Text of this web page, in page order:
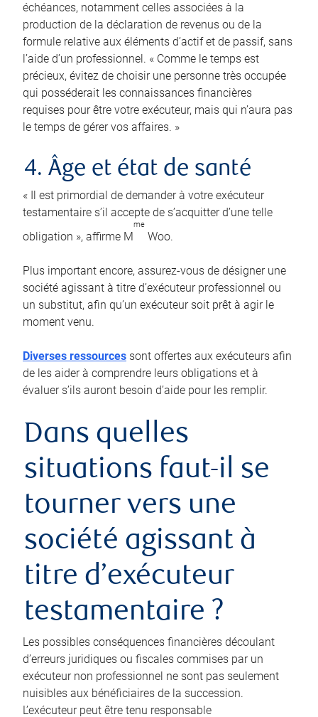
échéances, notamment celles associées à la
production de la déclaration de revenus ou de la
formule relative aux éléments d’actif et de passif, sans
l’aide d’un professionnel. « Comme le temps est
précieux, évitez de choisir une personne très occupée
qui posséderait les connaissances financières
requises pour être votre exécuteur, mais qui n’aura pas
le temps de gérer vos affaires. »
4. Âge et état de santé
« Il est primordial de demander à votre exécuteur
testamentaire s’il accepte de s’acquitter d’une telle
obligation », affirme M
me
Woo.
Plus important encore, assurez-vous de désigner une
société agissant à titre d’exécuteur professionnel ou
un substitut, afin qu’un exécuteur soit prêt à agir le
moment venu.
Diverses ressources sont offertes aux exécuteurs afin
de les aider à comprendre leurs obligations et à
évaluer s’ils auront besoin d’aide pour les remplir.
Dans quelles
situations faut-il se
tourner vers une
société agissant à
titre d’exécuteur
testamentaire ?
Les possibles conséquences financières découlant
d’erreurs juridiques ou fiscales commises par un
exécuteur non professionnel ne sont pas seulement
nuisibles aux bénéficiaires de la succession.
L’exécuteur peut être tenu responsable